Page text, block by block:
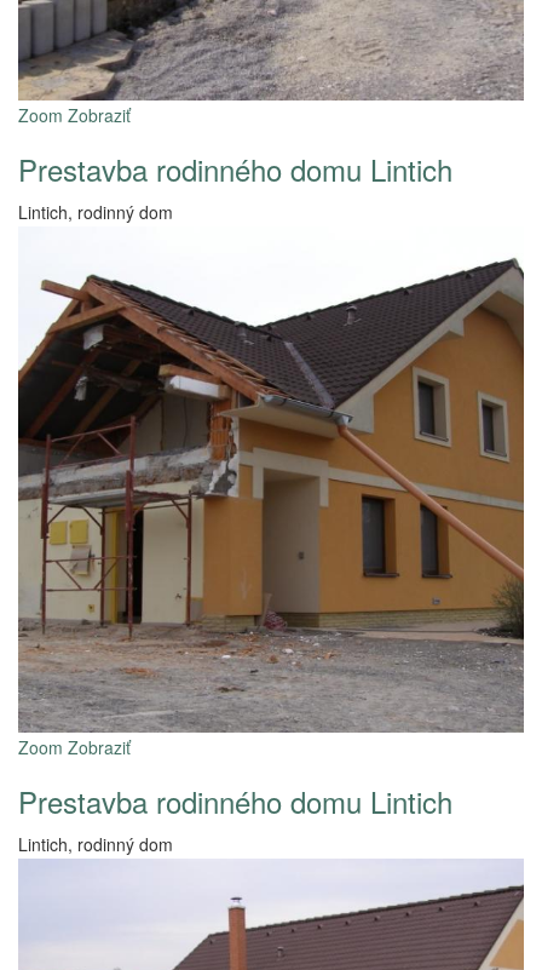
Zoom Zobraziť
Prestavba rodinného domu Lintich
Lintich, rodinný dom
Zoom Zobraziť
Prestavba rodinného domu Lintich
Lintich, rodinný dom